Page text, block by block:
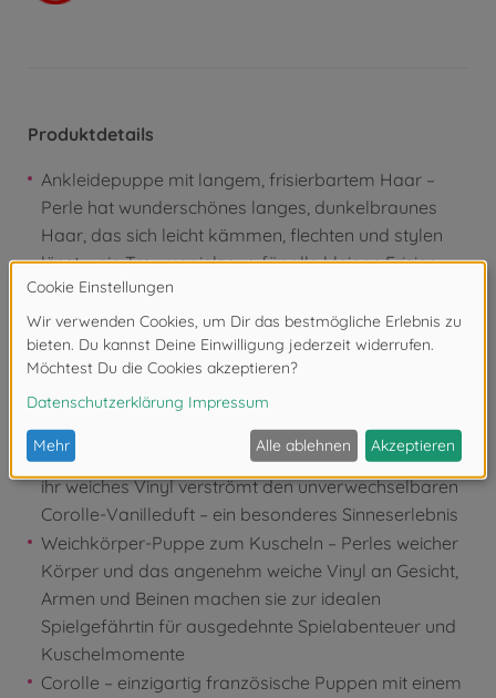
Produktdetails
Ankleidepuppe mit langem, frisierbartem Haar –
Perle hat wunderschönes langes, dunkelbraunes
Haar, das sich leicht kämmen, flechten und stylen
lässt – ein Traumspielzeug für alle kleinen Frisier-
Fans
Festliches Winteroutfit mit Charme – Perle trägt ein
marines Sweatshirt mit Dackel-Motiv und Tartan-
Kragen, einen glitzernden beerefarben Tüllrock, ein
passendes Haarband und dunkelblaue Schuhe
Schlafaugen und zarter Vanilleduft – Perles blaue
Schlafaugen schließen sich sanft beim Hinlegen, und
ihr weiches Vinyl verströmt den unverwechselbaren
Corolle-Vanilleduft – ein besonderes Sinneserlebnis
Weichkörper-Puppe zum Kuscheln – Perles weicher
Körper und das angenehm weiche Vinyl an Gesicht,
Armen und Beinen machen sie zur idealen
Spielgefährtin für ausgedehnte Spielabenteuer und
Kuschelmomente
Corolle – einzigartig französische Puppen mit einem